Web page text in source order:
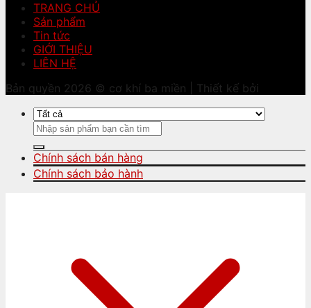
TRANG CHỦ
Sản phẩm
Tin tức
GIỚI THIỆU
LIÊN HỆ
Bản quyền 2026 © cơ khí ba miền | Thiết kế bởi
Tìm
Chính sách bán hàng
Chính sách bảo hành